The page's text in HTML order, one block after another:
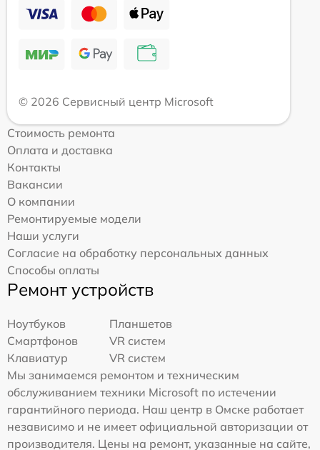
© 2026 Сервисный центр Microsoft
Стоимость ремонта
Оплата и доставка
Контакты
Вакансии
О компании
Ремонтируемые модели
Наши услуги
Согласие на обработку персональных данных
Способы оплаты
Ремонт устройств
Ноутбуков
Планшетов
Смартфонов
VR систем
Клавиатур
VR систем
Мы занимаемся ремонтом и техническим
обслуживанием техники Microsoft по истечении
гарантийного периода. Наш центр в Омске работает
независимо и не имеет официальной авторизации от
производителя. Цены на ремонт, указанные на сайте,